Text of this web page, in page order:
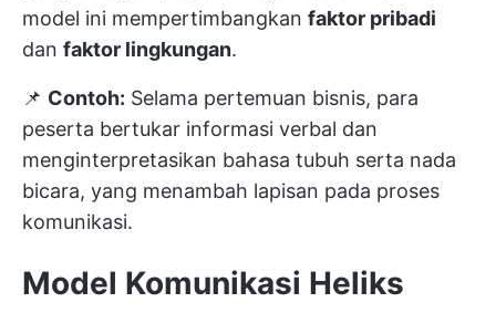
model ini mempertimbangkan faktor pribadi
dan faktor lingkungan.
📌 Contoh: Selama pertemuan bisnis, para
peserta bertukar informasi verbal dan
menginterpretasikan bahasa tubuh serta nada
bicara, yang menambah lapisan pada proses
komunikasi.
Model Komunikasi Heliks